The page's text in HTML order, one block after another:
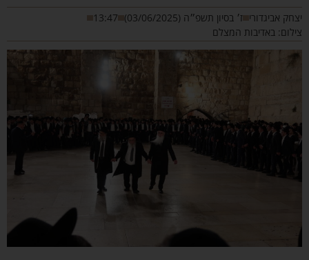
אביגדורי ז׳ בסיון תשפ״ה (03/06/2025)
13:47
באדיבות המצלם